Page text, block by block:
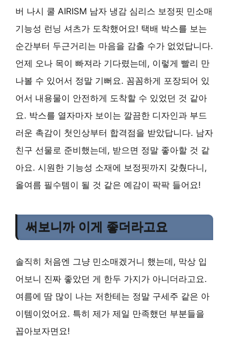
버 나시 쿨 AIRISM 남자 냉감 심리스 보정핏 민소매
기능성 런닝 셔츠가 도착했어요! 택배 박스를 보는
순간부터 두근거리는 마음을 감출 수가 없었답니다.
언제 오나 목이 빠져라 기다렸는데, 이렇게 빨리 만
나볼 수 있어서 정말 기뻐요. 꼼꼼하게 포장되어 있
어서 내용물이 안전하게 도착할 수 있었던 것 같아
요. 박스를 열자마자 보이는 깔끔한 디자인과 부드
러운 촉감이 첫인상부터 합격점을 받았답니다. 남자
친구 선물로 준비했는데, 받으면 정말 좋아할 것 같
아요. 시원한 기능성 소재에 보정핏까지 갖췄다니,
올여름 필수템이 될 것 같은 예감이 팍팍 들어요!
써보니까 이게 좋더라고요
솔직히 처음엔 그냥 민소매겠거니 했는데, 막상 입
어보니 진짜 좋았던 게 한두 가지가 아니더라고요.
여름에 땀 많이 나는 저한테는 정말 구세주 같은 아
이템이었어요. 특히 제가 제일 만족했던 부분들을
꼽아보자면요!